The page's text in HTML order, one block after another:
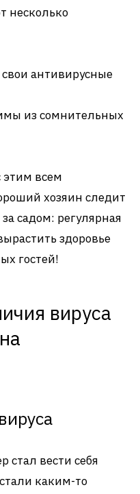
несколько
антивирусные
из сомнительных
этим всем
хозяин следит
садом: регулярная
здоровье
гостей!
вируса
стал вести себя
каким-то